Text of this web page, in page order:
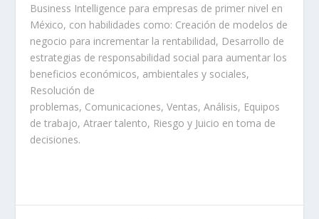
Business Intelligence para empresas de primer nivel en
México, con habilidades como: Creación de modelos de
negocio para incrementar la rentabilidad, Desarrollo de
estrategias de responsabilidad social para aumentar los
beneficios económicos, ambientales y sociales,
Resolución de
problemas, Comunicaciones, Ventas, Análisis, Equipos
de trabajo, Atraer talento, Riesgo y Juicio en toma de
decisiones.